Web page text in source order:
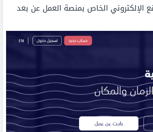
الإلكتروني الخاص بمنصة العمل عن بعد